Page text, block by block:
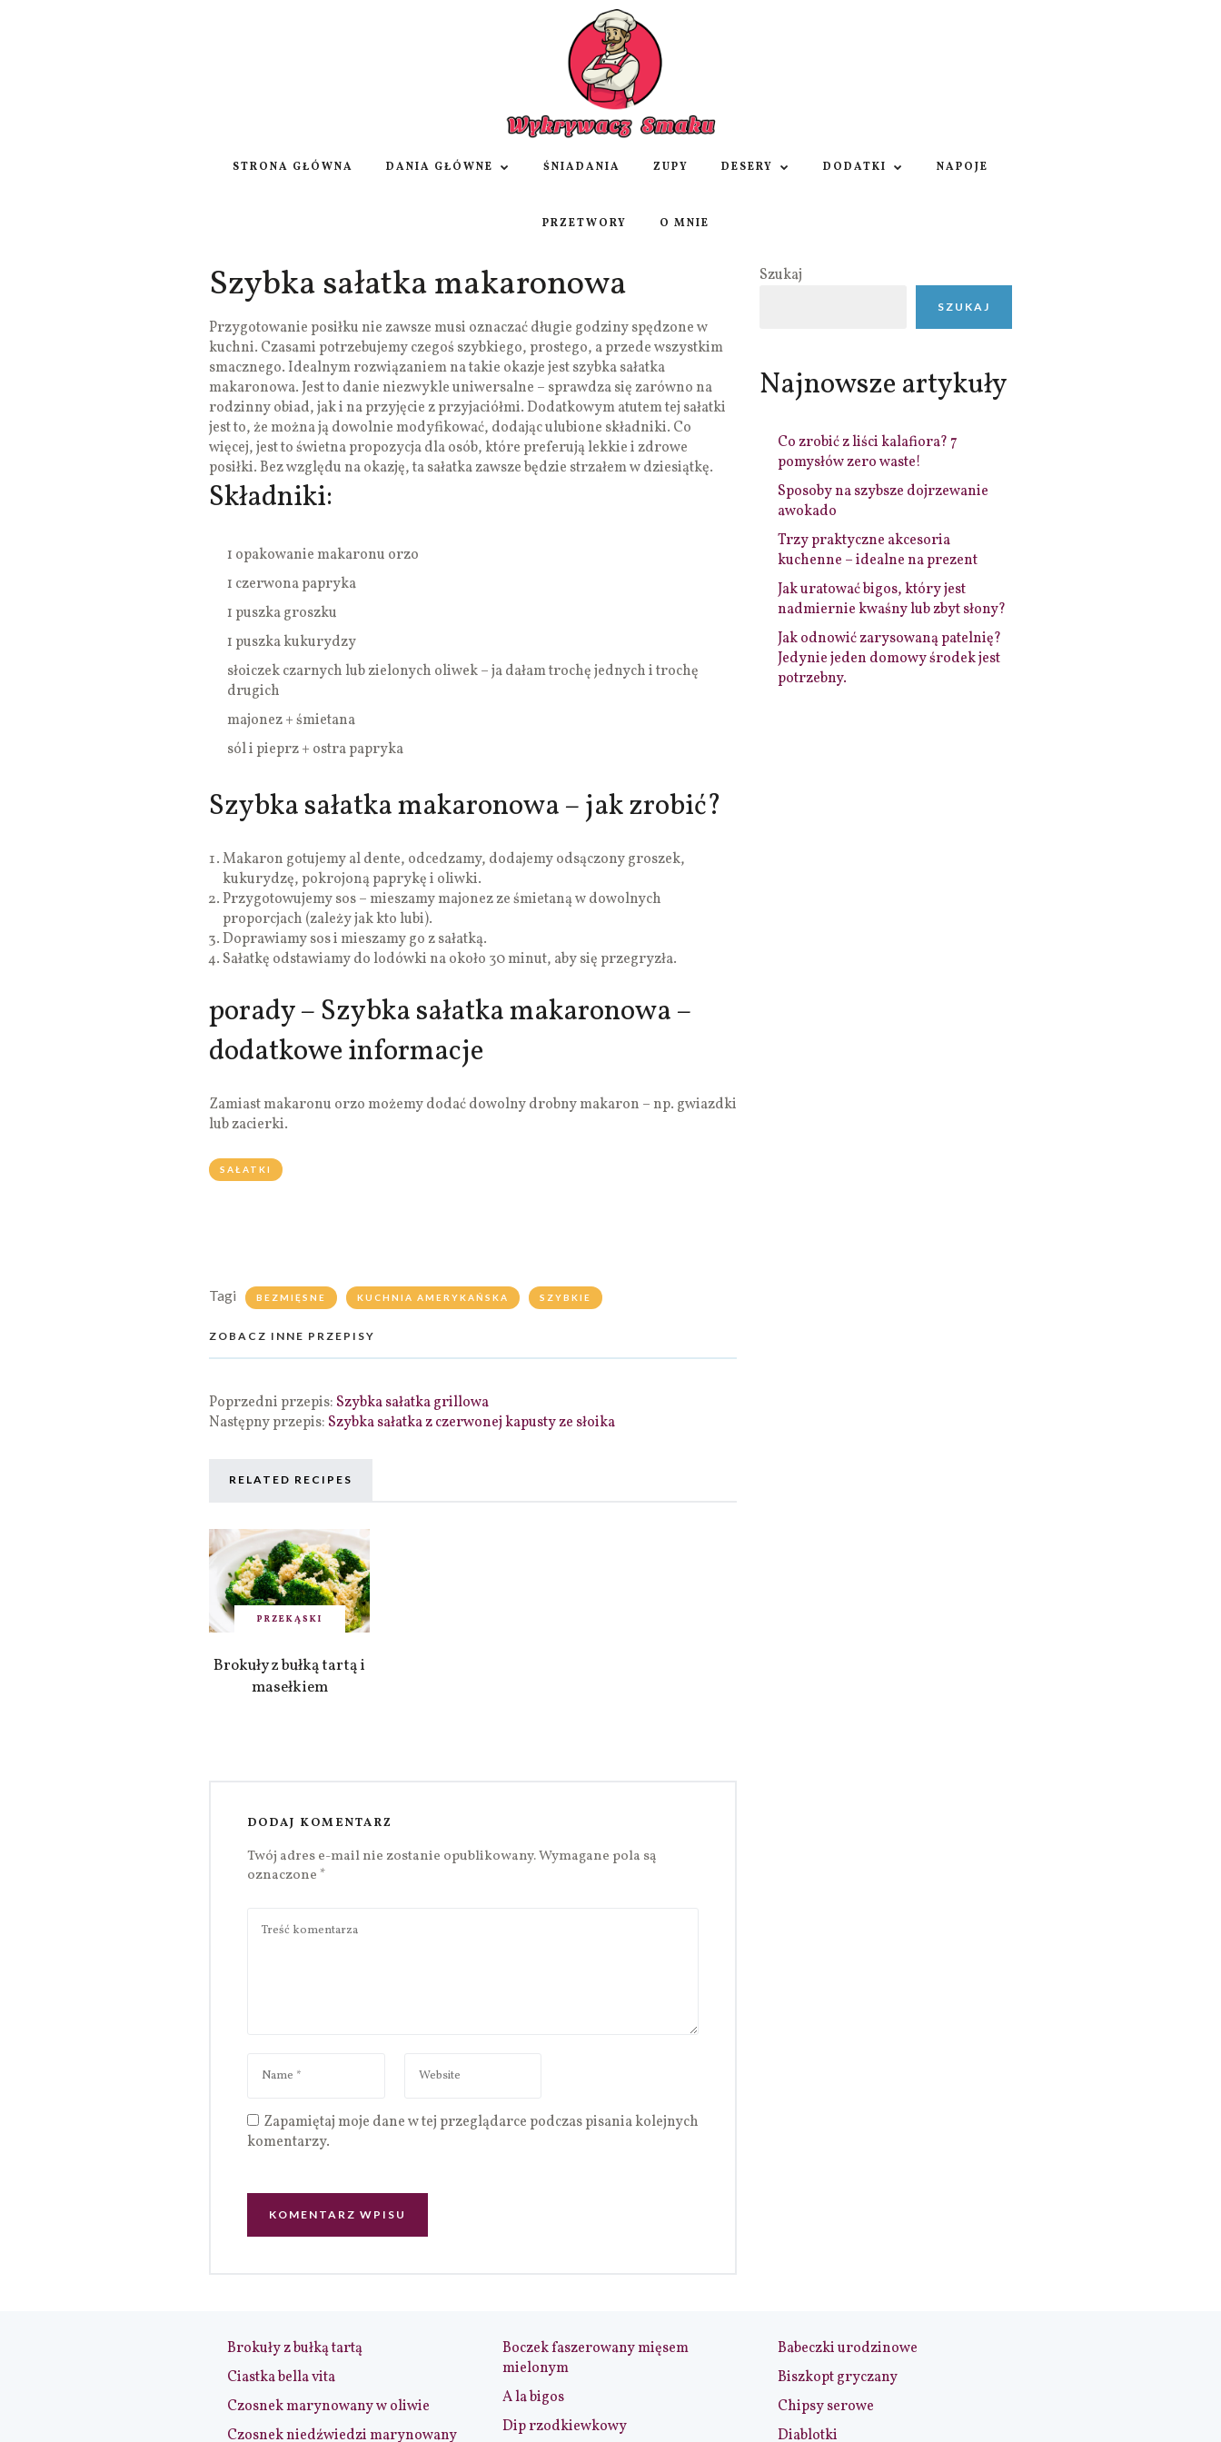
STRONA GŁÓWNA DANIA GŁÓWNE ŚNIADANIA ZUPY DESERY DODATKI NAPOJE
PRZETWORY O MNIE
Szybka sałatka makaronowa
Przygotowanie posiłku nie zawsze musi oznaczać długie godziny spędzone w
kuchni. Czasami potrzebujemy czegoś szybkiego, prostego, a przede wszystkim
smacznego. Idealnym rozwiązaniem na takie okazje jest szybka sałatka
makaronowa. Jest to danie niezwykle uniwersalne – sprawdza się zarówno na
rodzinny obiad, jak i na przyjęcie z przyjaciółmi. Dodatkowym atutem tej sałatki
jest to, że można ją dowolnie modyfikować, dodając ulubione składniki. Co
więcej, jest to świetna propozycja dla osób, które preferują lekkie i zdrowe
posiłki. Bez względu na okazję, ta sałatka zawsze będzie strzałem w dziesiątkę.
Składniki:
1 opakowanie makaronu orzo
1 czerwona papryka
1 puszka groszku
1 puszka kukurydzy
słoiczek czarnych lub zielonych oliwek – ja dałam trochę jednych i trochę
drugich
majonez + śmietana
sól i pieprz + ostra papryka
Szybka sałatka makaronowa – jak zrobić?
Makaron gotujemy al dente, odcedzamy, dodajemy odsączony groszek,
kukurydzę, pokrojoną paprykę i oliwki.
Przygotowujemy sos – mieszamy majonez ze śmietaną w dowolnych
proporcjach (zależy jak kto lubi).
Doprawiamy sos i mieszamy go z sałatką.
Sałatkę odstawiamy do lodówki na około 30 minut, aby się przegryzła.
porady – Szybka sałatka makaronowa –
dodatkowe informacje
Zamiast makaronu orzo możemy dodać dowolny drobny makaron – np. gwiazdki
lub zacierki.
SAŁATKI
Tagi BEZMIĘSNE KUCHNIA AMERYKAŃSKA SZYBKIE
ZOBACZ INNE PRZEPISY
Poprzedni przepis: Szybka sałatka grillowa
Następny przepis: Szybka sałatka z czerwonej kapusty ze słoika
RELATED RECIPES
PRZEKĄSKI
Brokuły z bułką tartą i
masełkiem
DODAJ KOMENTARZ
Twój adres e-mail nie zostanie opublikowany.Wymagane pola są
oznaczone *
Zapamiętaj moje dane w tej przeglądarce podczas pisania kolejnych
komentarzy.
Szukaj
SZUKAJ
Najnowsze artykuły
Co zrobić z liści kalafiora? 7
pomysłów zero waste!
Sposoby na szybsze dojrzewanie
awokado
Trzy praktyczne akcesoria
kuchenne – idealne na prezent
Jak uratować bigos, który jest
nadmiernie kwaśny lub zbyt słony?
Jak odnowić zarysowaną patelnię?
Jedynie jeden domowy środek jest
potrzebny.
Brokuły z bułką tartą
Ciastka bella vita
Czosnek marynowany w oliwie
Czosnek niedźwiedzi marynowany
Boczek faszerowany mięsem
mielonym
A la bigos
Dip rzodkiewkowy
Babeczki urodzinowe
Biszkopt gryczany
Chipsy serowe
Diablotki